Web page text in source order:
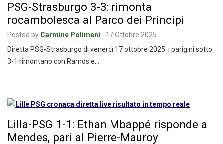
PSG-Strasburgo 3-3: rimonta
rocambolesca al Parco dei Principi
Posted by Carmine Polimeni - 17 Ottobre 2025
Diretta PSG-Strasburgo di venerdì 17 ottobre 2025: i parigini sotto
3-1 rimontano con Ramos e…
Lilla-PSG 1-1: Ethan Mbappé risponde a
Mendes, pari al Pierre-Mauroy